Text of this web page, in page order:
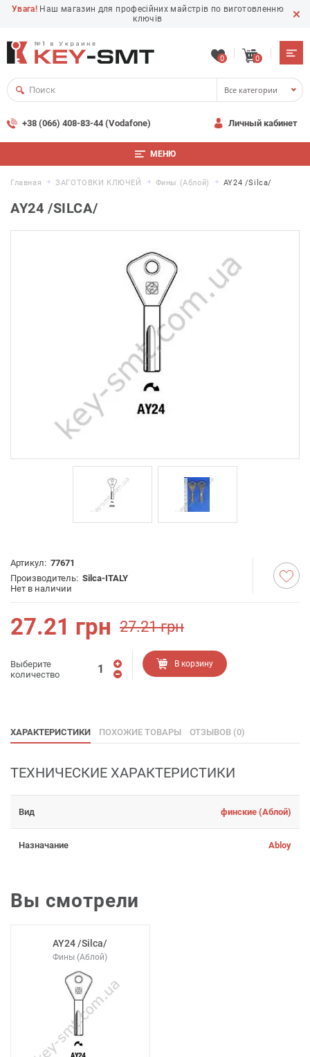
Увага! Наш магазин для професійних майстрів по виготовленню
ключів
0 0
Все категории
+38 (066) 408-83-44 (Vodafone) Личный кабинет
МЕНЮ
Главная ЗАГОТОВКИ КЛЮЧЕЙ Фины (Аблой) AY24 /Silca/
AY24 /SILCA/
Артикул: 77671
Производитель: Silca-ITALY
Нет в наличии
27.21 грн 27.21грн
Выберите
количество
В корзину
ХАРАКТЕРИСТИКИ ПОХОЖИЕ ТОВАРЫ ОТЗЫВОВ (0)
ТЕХНИЧЕСКИЕ ХАРАКТЕРИСТИКИ
Вид финские (Аблой)
Назначание Abloy
Вы смотрели
AY24 /Silca/
Фины (Аблой)